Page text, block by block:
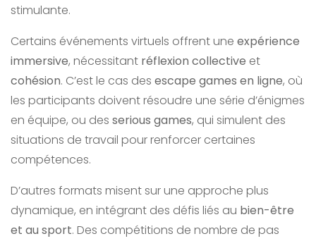
stimulante.
Certains événements virtuels offrent une expérience
immersive, nécessitant réflexion collective et
cohésion. C’est le cas des escape games en ligne, où
les participants doivent résoudre une série d’énigmes
en équipe, ou des serious games, qui simulent des
situations de travail pour renforcer certaines
compétences.
D’autres formats misent sur une approche plus
dynamique, en intégrant des défis liés au bien-être
et au sport. Des compétitions de nombre de pas